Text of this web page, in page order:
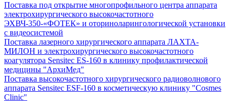
Поставка под открытие многопрофильного центра аппарата
электрохирургического высокочастотного
ЭХВЧ-350-«ФОТЕК» и оториноларингологической установки
с видеосистемой
Поставка лазерного хирургического аппарата ЛАХТА-
МИЛОН и электрохирургического высокочастотного
коагулятора Sensitec ES-160 в клинику профилактической
медицины "АрхиМед"
Поставка высокочастотного хирургического радиоволнового
аппарата Sensitec ESF-160 в косметическую клинику "Cosmes
Clinic"